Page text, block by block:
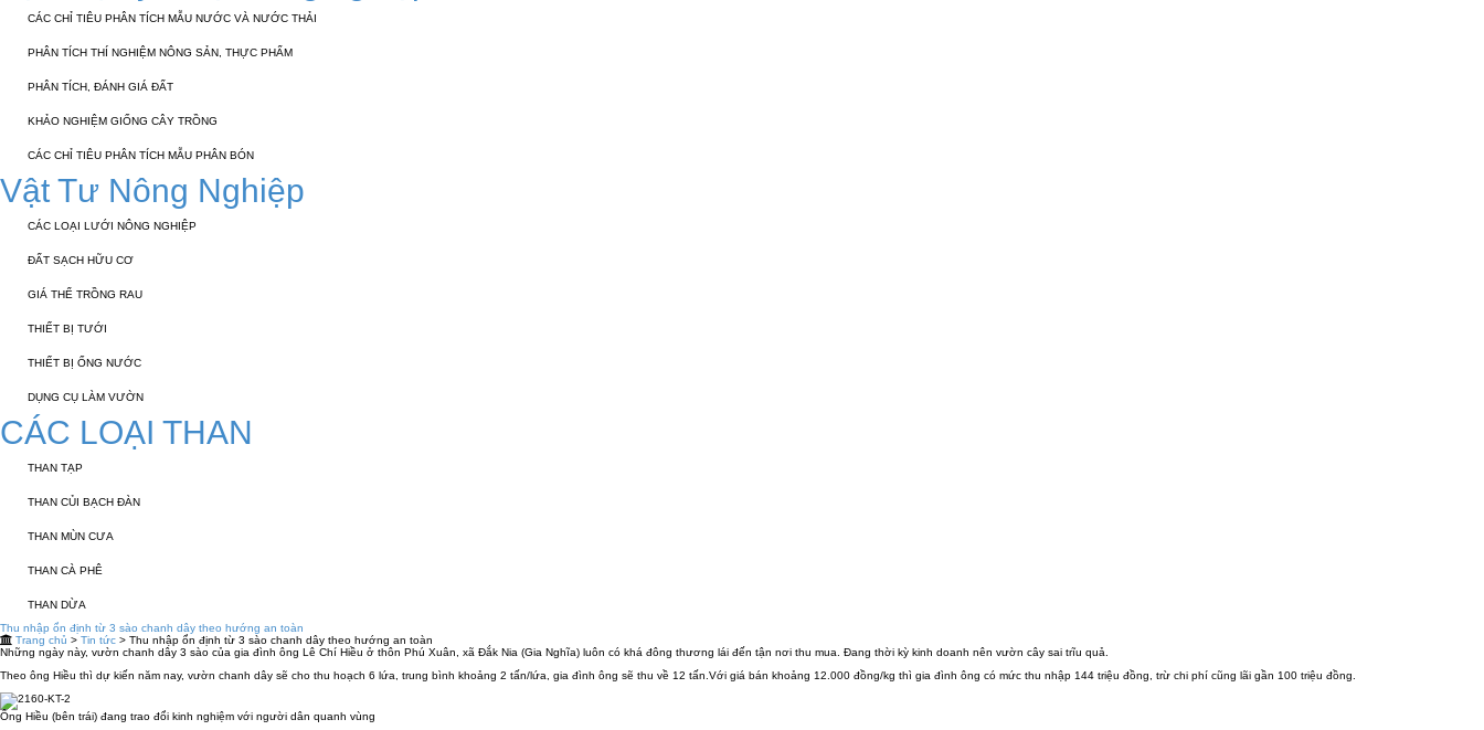
CÁC CHỈ TIÊU PHÂN TÍCH MẪU NƯỚC VÀ NƯỚC THẢI
PHÂN TÍCH THÍ NGHIỆM NÔNG SẢN, THỰC PHẨM
PHÂN TÍCH, ĐÁNH GIÁ ĐẤT
KHẢO NGHIỆM GIỐNG CÂY TRỒNG
CÁC CHỈ TIÊU PHÂN TÍCH MẪU PHÂN BÓN
Vật Tư Nông Nghiệp
CÁC LOẠI LƯỚI NÔNG NGHIỆP
ĐẤT SẠCH HỮU CƠ
GIÁ THỂ TRỒNG RAU
THIẾT BỊ TƯỚI
THIẾT BỊ ỐNG NƯỚC
DỤNG CỤ LÀM VƯỜN
CÁC LOẠI THAN
THAN TẠP
THAN CỦI BẠCH ĐÀN
THAN MÙN CƯA
THAN CÀ PHÊ
THAN DỪA
Thu nhập ổn định từ 3 sào chanh dây theo hướng an toàn
Trang chủ > Tin tức > Thu nhập ổn định từ 3 sào chanh dây theo hướng an toàn
Những ngày này, vườn chanh dây 3 sào của gia đình ông Lê Chí Hiều ở thôn Phú Xuân, xã Đắk Nia (Gia Nghĩa) luôn có khá đông thương lái đến tận nơi thu mua. Đang thời kỳ kinh doanh nên vườn cây sai trĩu quả.
Theo ông Hiều thì dự kiến năm nay, vườn chanh dây sẽ cho thu hoạch 6 lứa, trung bình khoảng 2 tấn/lứa, gia đình ông sẽ thu về 12 tấn.Với giá bán khoảng 12.000 đồng/kg thì gia đình ông có mức thu nhập 144 triệu đồng, trừ chi phí cũng lãi gần 100 triệu đồng.
Ông Hiều (bên trái) đang trao đổi kinh nghiệm với người dân quanh vùng